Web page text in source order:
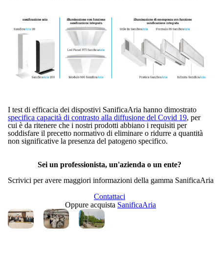
I test di efficacia dei dispostivi SanificaAria hanno dimostrato
specifica capacità di contrasto alla diffusione del Covid 19, per
cui è da ritenere che i nostri prodotti abbiano i requisiti per
soddisfare il precetto normativo di eliminare o ridurre a quantità
non significative la presenza del patogeno specifico.
Sei un professionista, un'azienda o un ente?
Scrivici per avere maggiori informazioni della gamma SanificaAria
Contattaci
Oppure acquista SanificaAria